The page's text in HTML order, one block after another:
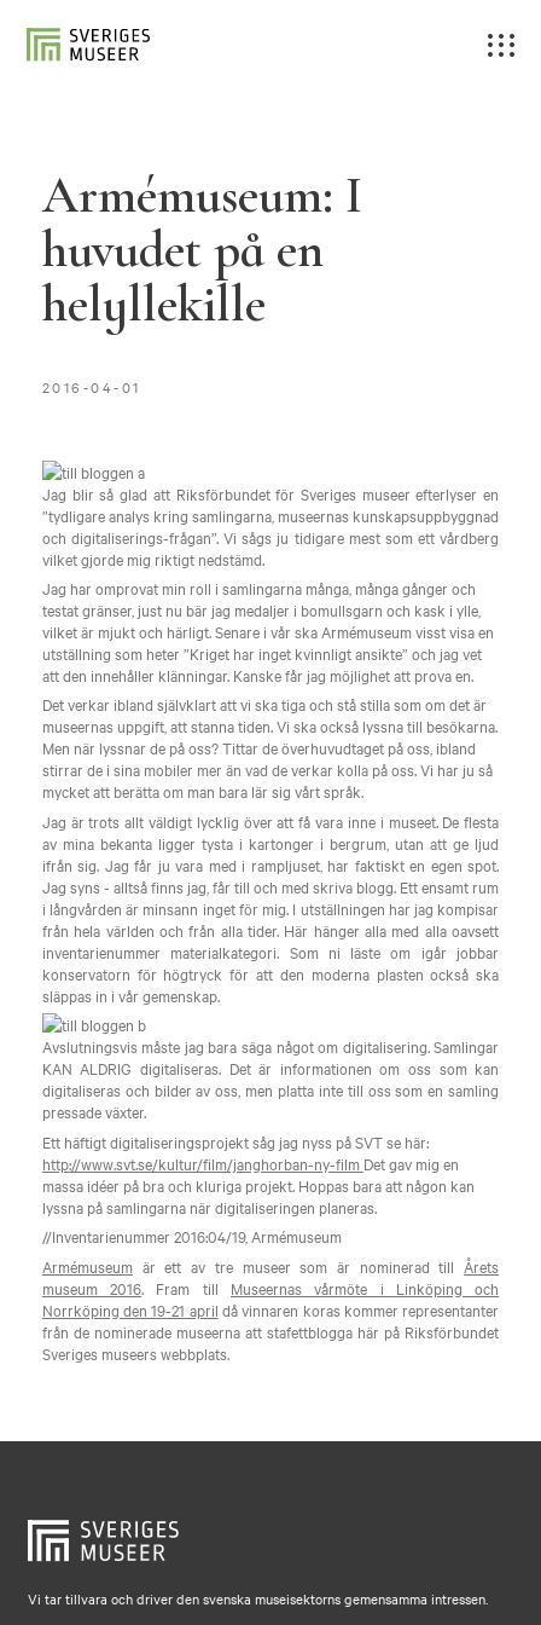
Armémuseum: I
huvudet på en
helyllekille
2016-04-01
Jag blir så glad att Riksförbundet för Sveriges museer efterlyser en
”tydligare analys kring samlingarna, museernas kunskapsuppbyggnad
och digitaliserings-frågan”. Vi sågs ju tidigare mest som ett vårdberg
vilket gjorde mig riktigt nedstämd.
Jag har omprovat min roll i samlingarna många, många gånger och
testat gränser, just nu bär jag medaljer i bomullsgarn och kask i ylle,
vilket är mjukt och härligt. Senare i vår ska Armémuseum visst visa en
utställning som heter ”Kriget har inget kvinnligt ansikte” och jag vet
att den innehåller klänningar. Kanske får jag möjlighet att prova en.
Det verkar ibland självklart att vi ska tiga och stå stilla som om det är
museernas uppgift, att stanna tiden. Vi ska också lyssna till besökarna.
Men när lyssnar de på oss? Tittar de överhuvudtaget på oss, ibland
stirrar de i sina mobiler mer än vad de verkar kolla på oss. Vi har ju så
mycket att berätta om man bara lär sig vårt språk.
Jag är trots allt väldigt lycklig över att få vara inne i museet. De flesta
av mina bekanta ligger tysta i kartonger i bergrum, utan att ge ljud
ifrån sig. Jag får ju vara med i rampljuset, har faktiskt en egen spot.
Jag syns - alltså finns jag, får till och med skriva blogg. Ett ensamt rum
i långvården är minsann inget för mig. I utställningen har jag kompisar
från hela världen och från alla tider. Här hänger alla med alla oavsett
inventarienummer materialkategori. Som ni läste om igår jobbar
konservatorn för högtryck för att den moderna plasten också ska
släppas in i vår gemenskap.
Avslutningsvis måste jag bara säga något om digitalisering. Samlingar
KAN ALDRIG digitaliseras. Det är informationen om oss som kan
digitaliseras och bilder av oss, men platta inte till oss som en samling
pressade växter.
Ett häftigt digitaliseringsprojekt såg jag nyss på SVT se här:
http://www.svt.se/kultur/film/janghorban-ny-film Det gav mig en
massa idéer på bra och kluriga projekt. Hoppas bara att någon kan
lyssna på samlingarna när digitaliseringen planeras.
//Inventarienummer 2016:04/19, Armémuseum
Armémuseumär ett av tre museer som är nominerad till Årets
museum 2016. Fram till Museernas vårmöte i Linköping och
Norrköping den 19-21 april då vinnaren koras kommer representanter
från de nominerade museerna att stafettblogga här på Riksförbundet
Sveriges museers webbplats.
Vi tar tillvara och driver den svenska museisektorns gemensamma intressen.